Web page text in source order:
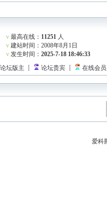
v最高在线： 11251人
v建站时间：2008年8月1日
v发生时间： 2025-7-18 18:46:33
论坛版主 ┋ 论坛贵宾 ┋ 在线会
爱科